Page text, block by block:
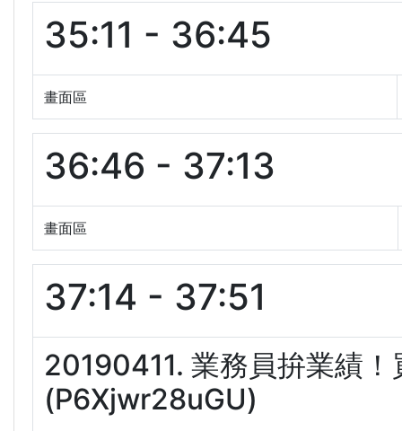
35:11 - 36:45
畫面區
36:46 - 37:13
畫面區
37:14 - 37:51
20190411. 業務員拚業績
(P6Xjwr28uGU)